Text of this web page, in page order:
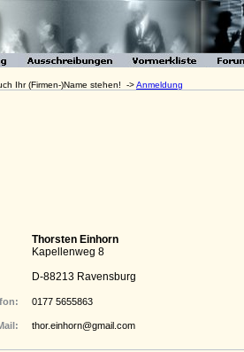
Ihr (Firmen-)Name stehen! ->Anmeldung
Thorsten Einhorn
Kapellenweg 8
D-88213 Ravensburg
0177 5655863
thor.einhorn@gmail.com